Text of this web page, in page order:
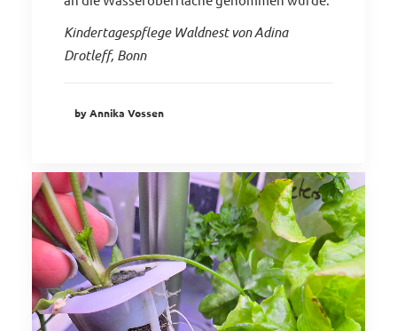
Kindertagespflege Waldnest von Adina
Drotleff, Bonn
by Annika Vossen